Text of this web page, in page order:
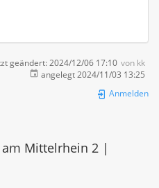
geändert: 2024/12/06 17:10 von kk
angelegt 2024/11/03 13:25
Anmelden
Mittelrhein 2 |